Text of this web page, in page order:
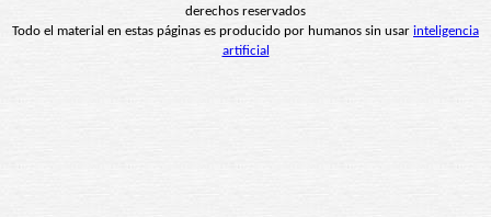
derechos reservados
Todo el material en estas páginas es producido por humanos sin usar inteligencia
artificial